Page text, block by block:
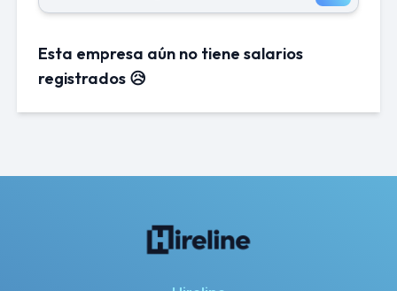
Esta empresa aún no tiene salarios
registrados 😥